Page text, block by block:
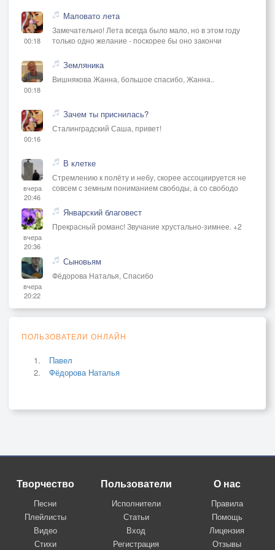
Стены вибрировали, пол периодически уходил из-
под ног.
Наконец они чудом выбрались из лабиринта.
Через полчаса все строители в спешке разбирали
спустя несколько дней все было разобрано.
Территорию полностью расчистили и отгородили
империя Ё Ши стала процветать.
Вот такая вот история, друзья мои.
(А. Шрикер... 18.03.2019)
00:18
Маловато лета
Замечательно! Лета всегда было мало, но в этом году
только одно желание - поскорее бы оно закончи
00:18
Земляника
Вишнякова Жанна, большое спасибо, Жанна..
00:16
Зачем ты приснилась?
Сталинградский Саша, привет!
вчера
20:46
В клетке
Стремлению к полёту и небу, скорее ассоциируется не
совсем с земным пониманием свободы, а со свободо
вчера
20:36
Январский благовест
Прекрасный романс! Звучание хрустально-зимнее. +2
вчера
20:22
Сыновьям
Фёдорова Наталья, Спасибо
ПОЛЬЗОВАТЕЛИ ОНЛАЙН
Павел
Фёдорова Наталья
Творчество
Песни
Плейлисты
Видео
Стихи
Пользователи
Исполнители
Статьи
Вход
Регистрация
О нас
Правила
Помощь
Лицензия
Отзывы